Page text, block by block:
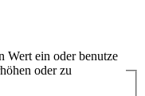
Wert ein oder benutze
oder zu